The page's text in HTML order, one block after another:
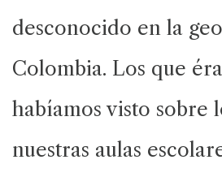
desconocido en la
Colombia. Los que
habíamos visto sobre
nuestras aulas